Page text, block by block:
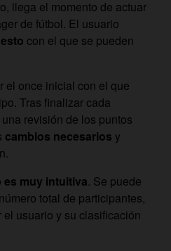
llega el momento de actuar
de fútbol. El usuario
con el que se pueden
el once inicial con el que
Tras finalizar cada
revisión de los puntos
cambios necesarios y
es muy intuitiva. Se puede
total de participantes,
usuario y su clasificación